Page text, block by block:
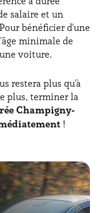
salaire et un
bénéficier d'une
minimale de
voiture.
restera plus qu'à
plus, terminer la
Champigny-
!